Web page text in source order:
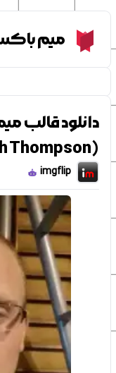
Meme Box
میم
Thompson)
imgflip